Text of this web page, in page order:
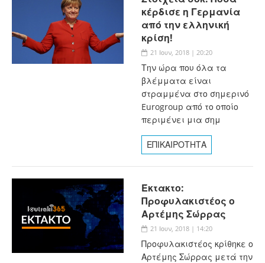
κέρδισε η Γερμανία
από την ελληνική
κρίση!
21 Ιουν, 2018 | 20:20
Την ώρα που όλα τα
βλέμματα είναι
στραμμένα στο σημερινό
Eurogroup από το οποίο
περιμένει μια σημ
ΕΠΙΚΑΙΡΟΤΗΤΑ
Έκτακτο:
Προφυλακιστέος ο
Αρτέμης Σώρρας
21 Ιουν, 2018 | 14:20
Προφυλακιστέος κρίθηκε ο
Αρτέμης Σώρρας μετά την